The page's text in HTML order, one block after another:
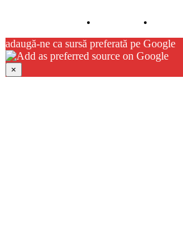
adaugă-ne ca sursă preferată pe Google
×